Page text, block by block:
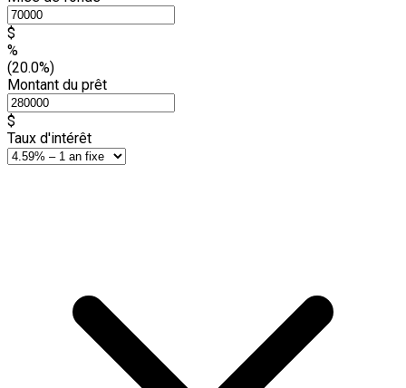
$
%
(20.0%)
Montant du prêt
$
Taux d'intérêt